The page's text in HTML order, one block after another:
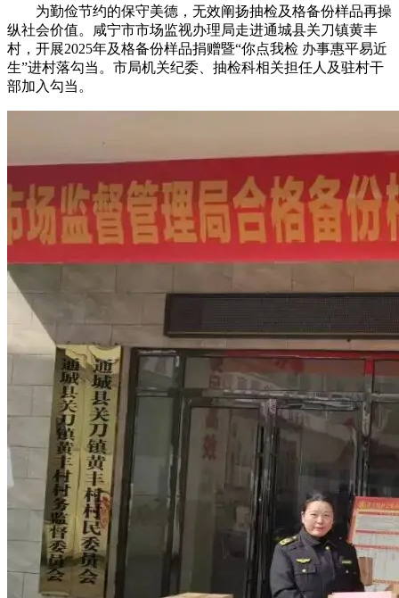
为勤俭节约的保守美德，无效阐扬抽检及格备份样品再操
纵社会价值。咸宁市市场监视办理局走进通城县关刀镇黄丰
村，开展2025年及格备份样品捐赠暨“你点我检 办事惠平易近
生”进村落勾当。市局机关纪委、抽检科相关担任人及驻村干
部加入勾当。